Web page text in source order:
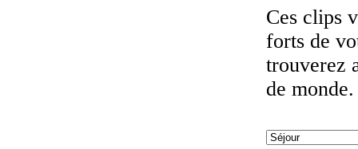
Ces clips
forts de
trouverez
de monde.